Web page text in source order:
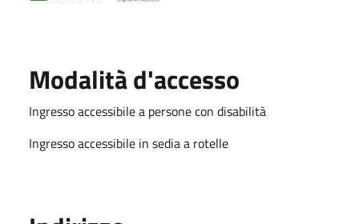
Modalità d'accesso
Ingresso accessibile a persone con disabilità
Ingresso accessibile in sedia a rotelle